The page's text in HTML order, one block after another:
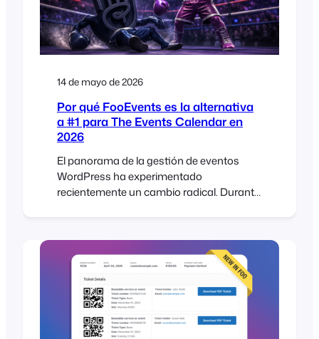
14 de mayo de 2026
Por qué FooEvents es la alternativa
a #1 para The Events Calendar en
2026
El panorama de la gestión de eventos
WordPress ha experimentado
recientemente un cambio radical. Durante
últimamente, la comunidad ha estado
alborotada con un tipo de energía
diferente, y no es precisamente positiva. Si
has notado esa “frialdad corporativa” por
parte de tu proveedor actual de plugins,
no eres el único. […]